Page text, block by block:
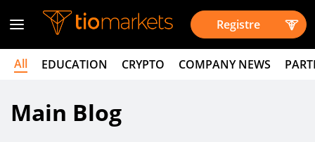
Registre
All EDUCATION CRYPTO COMPANY NEWS
Main Blog